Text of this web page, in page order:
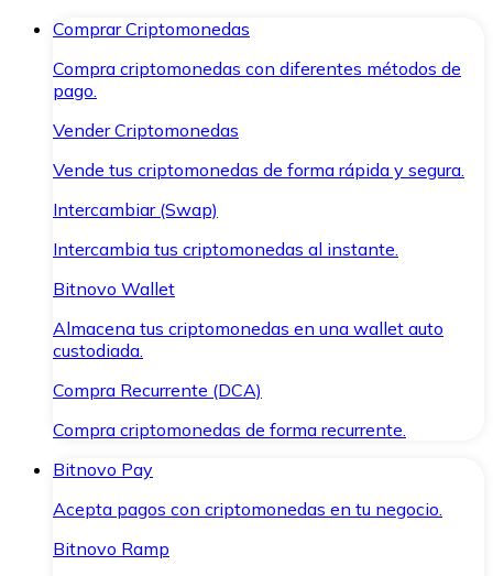
Comprar Criptomonedas
Compra criptomonedas con diferentes métodos de
pago.
Vender Criptomonedas
Vende tus criptomonedas de forma rápida y segura.
Intercambiar (Swap)
Intercambia tus criptomonedas al instante.
Bitnovo Wallet
Almacena tus criptomonedas en una wallet auto
custodiada.
Compra Recurrente (DCA)
Compra criptomonedas de forma recurrente.
Bitnovo Pay
Acepta pagos con criptomonedas en tu negocio.
Bitnovo Ramp